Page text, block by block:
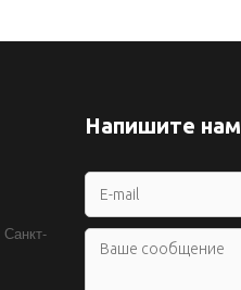
Санкт-
Напишите нам